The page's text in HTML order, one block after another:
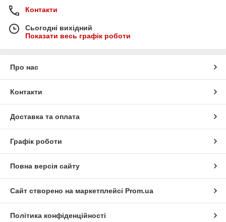
Контакти
Сьогодні вихідний
Показати весь графік роботи
Про нас
Контакти
Доставка та оплата
Графік роботи
Повна версія сайту
Сайт створено на маркетплейсі Prom.ua
Політика конфіденційності